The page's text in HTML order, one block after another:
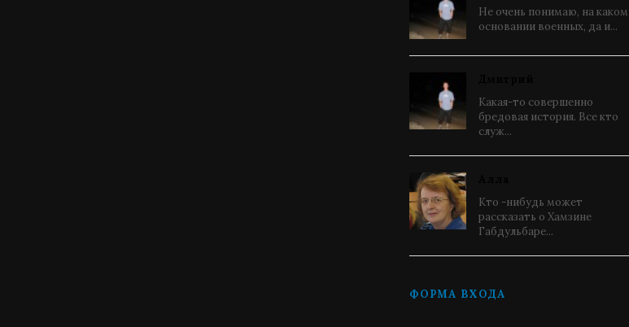
Не очень понимаю, на каком
основании военных, да и...
Какая-то совершенно
бредовая история. Все кто
служ...
Кто -нибудь может
рассказать о Хамзине
Габдульбаре...
ФОРМА ВХОДА